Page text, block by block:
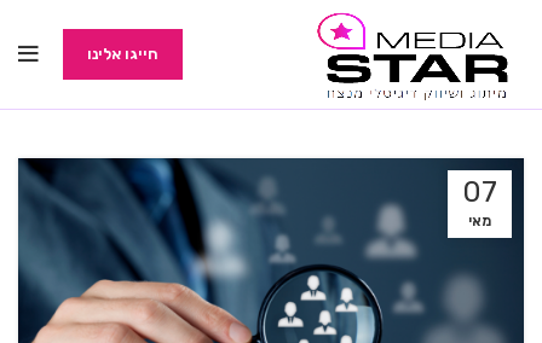
חייגו אלינו
07
מאי